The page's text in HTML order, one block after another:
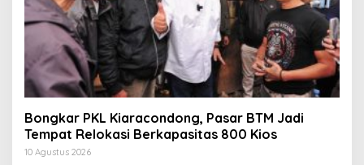
Bongkar PKL Kiaracondong, Pasar BTM Jadi
Tempat Relokasi Berkapasitas 800 Kios
10 Agustus 2026